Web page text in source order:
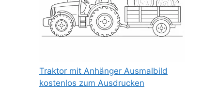
Traktor mit Anhänger Ausmalbild
kostenlos zum Ausdrucken